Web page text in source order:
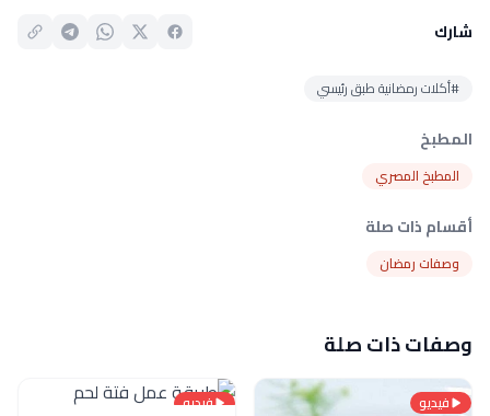
شارك
#أكلات رمضانية طبق رئيسي
المطبخ
المطبخ المصري
أقسام ذات صلة
وصفات رمضان
وصفات ذات صلة
فيديو
فيديو